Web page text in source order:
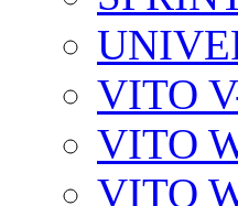
VITO
VITO
VITO